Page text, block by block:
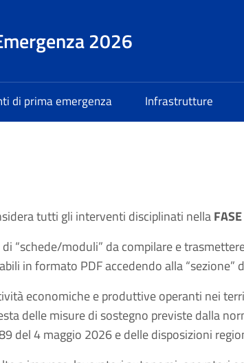
2026
di prima emergenza Infrastrutture
tutti gli interventi disciplinati nella
“schede/moduli” da compilare e
in formato PDF accedendo alla “sezione”
economiche e produttive operanti nei
delle misure di sostegno previste dalla
del 4 maggio 2026 e delle disposizioni